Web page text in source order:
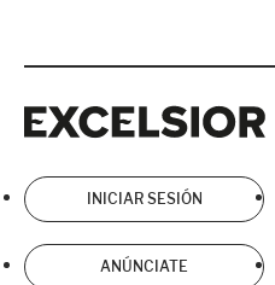
INICIAR SESIÓN
ANÚNCIATE